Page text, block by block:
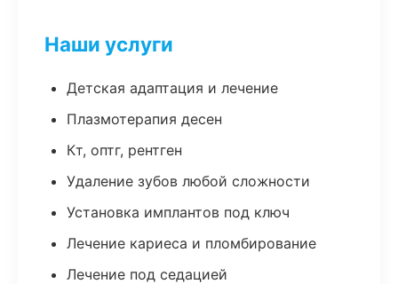
Наши услуги
Детская адаптация и лечение
Плазмотерапия десен
Кт, оптг, рентген
Удаление зубов любой сложности
Установка имплантов под ключ
Лечение кариеса и пломбирование
Лечение под седацией